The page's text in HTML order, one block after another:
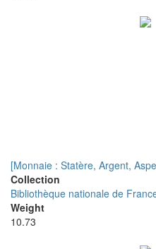
[Monnaie : Statère, Argent,
Collection
Bibliothèque nationale de
Weight
10.73